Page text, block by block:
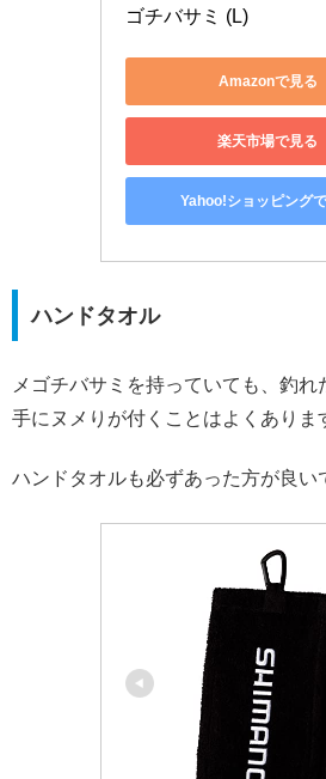
ゴチバサミ (L)
Amazonで見る
楽天市場で見る
Yahoo!ショッピング
ハンドタオル
メゴチバサミを持っていても、釣れ
手にヌメりが付くことはよくありま
ハンドタオルも必ずあった方が良い